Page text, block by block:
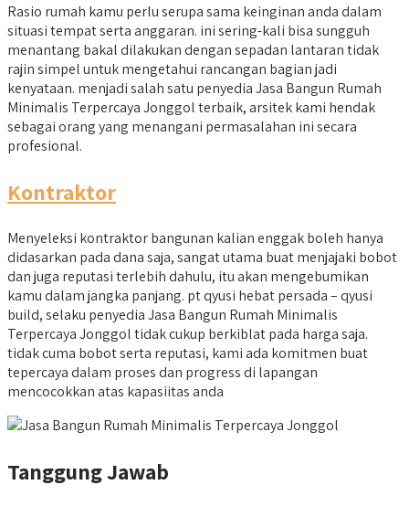
Rasio rumah kamu perlu serupa sama keinginan anda dalam
situasi tempat serta anggaran. ini sering-kali bisa sungguh
menantang bakal dilakukan dengan sepadan lantaran tidak
rajin simpel untuk mengetahui rancangan bagian jadi
kenyataan. menjadi salah satu penyedia Jasa Bangun Rumah
Minimalis Terpercaya Jonggol terbaik, arsitek kami hendak
sebagai orang yang menangani permasalahan ini secara
profesional.
Kontraktor
Menyeleksi kontraktor bangunan kalian enggak boleh hanya
didasarkan pada dana saja, sangat utama buat menjajaki bobot
dan juga reputasi terlebih dahulu, itu akan mengebumikan
kamu dalam jangka panjang. pt qyusi hebat persada – qyusi
build, selaku penyedia Jasa Bangun Rumah Minimalis
Terpercaya Jonggol tidak cukup berkiblat pada harga saja.
tidak cuma bobot serta reputasi, kami ada komitmen buat
tepercaya dalam proses dan progress di lapangan
mencocokkan atas kapasiitas anda
Tanggung Jawab